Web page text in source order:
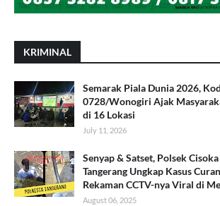
KRIMINAL
Semarak Piala Dunia 2026,
0728/Wonogiri Ajak
di 16 Lokasi
July 11, 2026
Senyap & Satset, Polsek
Tangerang Ungkap Kasus
Rekaman CCTV-nya Viral di
August 06, 2025